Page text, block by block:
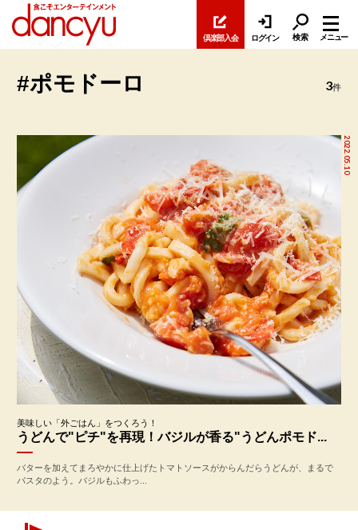
倶楽部入会 ログイン 検索 メニュー
#ポモドーロ 3件
2022.05.10
美味しい「外ごはん」をつくろう！
うどんで"ピチ"を再現！バジルが香る"うどんポモド...
バターを加えてまろやかに仕上げたトマトソースがからんだらうどんが、まるで
パスタのよう。バジルもふわっ...